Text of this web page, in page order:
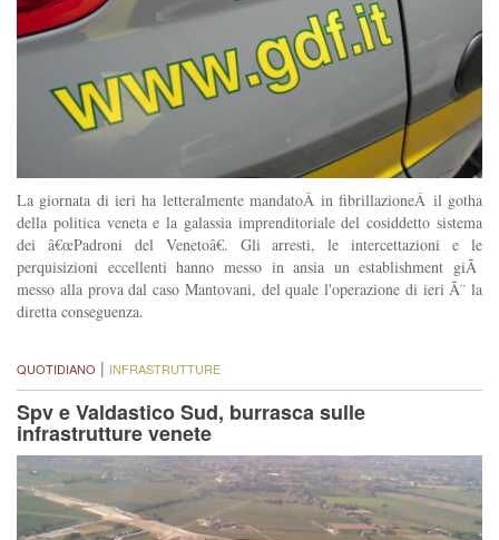
La giornata di ieri ha letteralmente mandatoÂ in fibrillazioneÂ il gotha
della politica veneta e la galassia imprenditoriale del cosiddetto sistema
dei â€œPadroni del Venetoâ€. Gli arresti, le intercettazioni e le
perquisizioni eccellenti hanno messo in ansia un establishment giÃ
messo alla prova dal caso Mantovani, del quale l'operazione di ieri Ã¨ la
diretta conseguenza.
QUOTIDIANO | INFRASTRUTTURE
Spv e Valdastico Sud, burrasca sulle
infrastrutture venete